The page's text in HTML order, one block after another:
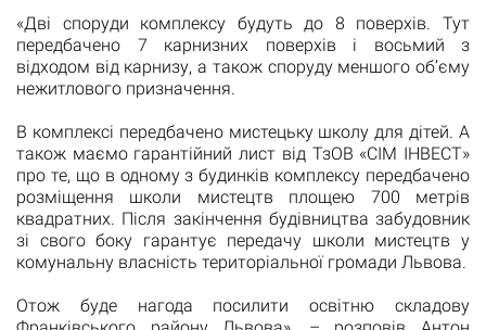
«Дві споруди комплексу будуть до 8 поверхів. Тут
передбачено 7 карнизних поверхів і восьмий з
відходом від карнизу, а також споруду меншого об’єму
нежитлового призначення.
В комплексі передбачено мистецьку школу для дітей. А
також маємо гарантійний лист від ТзОВ «СІМ ІНВЕСТ»
про те, що в одному з будинків комплексу передбачено
розміщення школи мистецтв площею 700 метрів
квадратних. Після закінчення будівництва забудовник
зі свого боку гарантує передачу школи мистецтв у
комунальну власність територіальної громади Львова.
Отож буде нагода посилити освітню складову